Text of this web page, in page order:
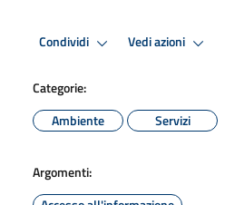
Condividi Vedi azioni
Categorie:
Ambiente
Servizi
Argomenti: